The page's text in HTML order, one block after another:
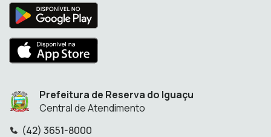
Prefeitura de Reserva do Iguaçu
Central de Atendimento
(42) 3651-8000